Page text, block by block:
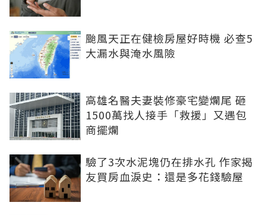
颱風天正在健檢房屋好時機 必查5
大漏水與淹水風險
高雄名醫夫妻裝修豪宅變爛尾 砸
1500萬找人接手「救援」又遇包
商擺爛
驗了3次水泥塊仍在排水孔 作家揭
友買房血淚史：還是多花錢驗屋